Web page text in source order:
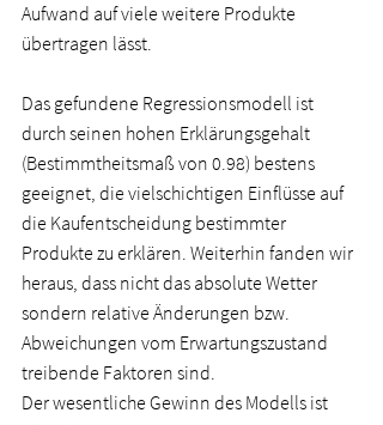
Aufwand auf viele weitere Produkte
übertragen lässt.
Das gefundene Regressionsmodell ist
durch seinen hohen Erklärungsgehalt
(Bestimmtheitsmaß von 0.98) bestens
geeignet, die vielschichtigen Einflüsse auf
die Kaufentscheidung bestimmter
Produkte zu erklären. Weiterhin fanden wir
heraus, dass nicht das absolute Wetter
sondern relative Änderungen bzw.
Abweichungen vom Erwartungszustand
treibende Faktoren sind.
Der wesentliche Gewinn des Modells ist